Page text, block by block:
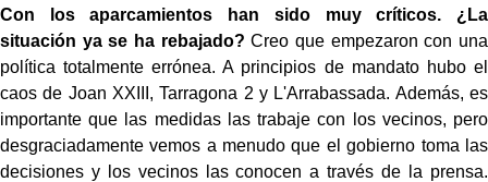
Con los aparcamientos han sido muy críticos. ¿La
situación ya se ha rebajado?Creo que empezaron con una
política totalmente errónea. A principios de mandato hubo el
caos de Joan XXIII, Tarragona 2 y L'Arrabassada. Además, es
importante que las medidas las trabaje con los vecinos, pero
desgraciadamente vemos a menudo que el gobierno toma las
decisiones y los vecinos las conocen a través de la prensa.